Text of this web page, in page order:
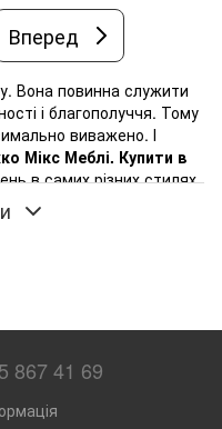
Вперед
Вона повинна служити
і благополуччя. Тому
виважено. І
Мікс Меблі. Купити в
в самих різних стилях.
гідною прикрасою.
може вибрати
особливостей. Тому
купити в Білій Церкві,
867 41 69